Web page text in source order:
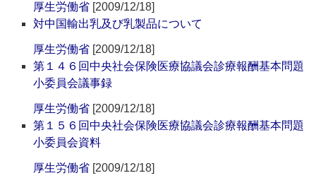
厚生労働省 [2009/12/18]
対中国輸出乳及び乳製品について
厚生労働省 [2009/12/18]
第１４６回中央社会保険医療協議会診療報酬基本問題
小委員会議事録
厚生労働省 [2009/12/18]
第１５６回中央社会保険医療協議会診療報酬基本問題
小委員会資料
厚生労働省 [2009/12/18]